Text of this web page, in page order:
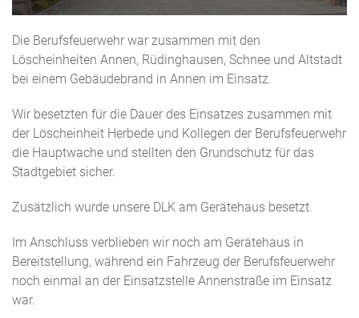
Die Berufsfeuerwehr war zusammen mit den
Löscheinheiten Annen, Rüdinghausen, Schnee und Altstadt
bei einem Gebäudebrand in Annen im Einsatz.
Wir besetzten für die Dauer des Einsatzes zusammen mit
der Löscheinheit Herbede und Kollegen der Berufsfeuerwehr
die Hauptwache und stellten den Grundschutz für das
Stadtgebiet sicher.
Zusätzlich wurde unsere DLK am Gerätehaus besetzt.
Im Anschluss verblieben wir noch am Gerätehaus in
Bereitstellung, während ein Fahrzeug der Berufsfeuerwehr
noch einmal an der Einsatzstelle Annenstraße im Einsatz
war.